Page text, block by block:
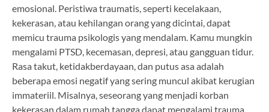
emosional. Peristiwa traumatis, seperti kecelakaan,
kekerasan, atau kehilangan orang yang dicintai, dapat
memicu trauma psikologis yang mendalam. Kamu mungkin
mengalami PTSD, kecemasan, depresi, atau gangguan tidur.
Rasa takut, ketidakberdayaan, dan putus asa adalah
beberapa emosi negatif yang sering muncul akibat kerugian
immateriil. Misalnya, seseorang yang menjadi korban
kekerasan dalam rumah tangga dapat mengalami trauma